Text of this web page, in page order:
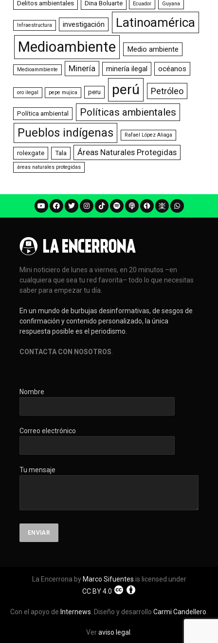
Delitos ambientales Dina Boluarte Ecuador Guyana
Infraestructura investigación Latinoamérica
Medioambiente Medio ambiente
Medioammbiente Minería minería ilegal océanos
oro ilegal pepe mujica peru perú Petróleo
Política ambiental Políticas ambientales
Pueblos indígenas Rafael López Aliaga
rolexgate Tala Áreas Naturales Protegidas
áreas naturales protegidas
Mini noticiero de lunes a viernes, en 20 minutos –en
cualquiera que sea tu red favorita– todo lo que necesitas
saber para empezar tu día.
En un mundo de burbujas desinformativas, de sesgos de
confirmación y contenido personalizado, la única
respuesta posible es el periodismo.
CONTACTA CON NOSOTROS
Nombre
Correo electrónico
Tu mensaje
La Encerrona byMarco Sifuentes is licensed under
CC BY 4.0
Con el apoyo de Internews . Diseño y desarrollo Carmi Candellero
Veraviso legal